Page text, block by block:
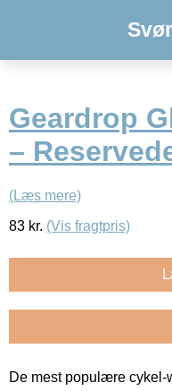
Geardrop
–
(Læs mere)
83 kr. (Vis fragtpris)
De mest populære